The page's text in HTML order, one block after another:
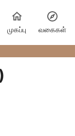
முகப்பு வகைகள்